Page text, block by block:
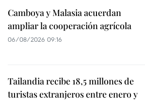
Camboya y Malasia acuerdan
ampliar la cooperación agrícola
06/08/2026 09:16
Tailandia recibe 18,5 millones de
turistas extranjeros entre enero y